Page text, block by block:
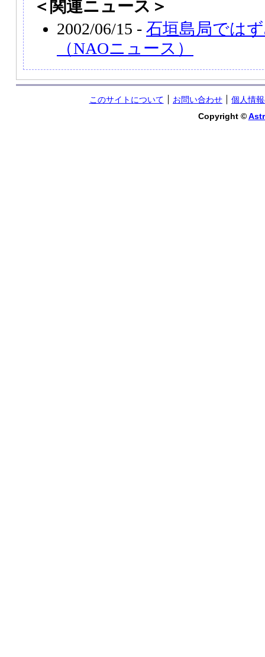
＜関連ニュース＞
2002/06/15 - 石垣島局では
（NAOニュース）
このサイトについて お問い合わせ
個人情
Copyright ©